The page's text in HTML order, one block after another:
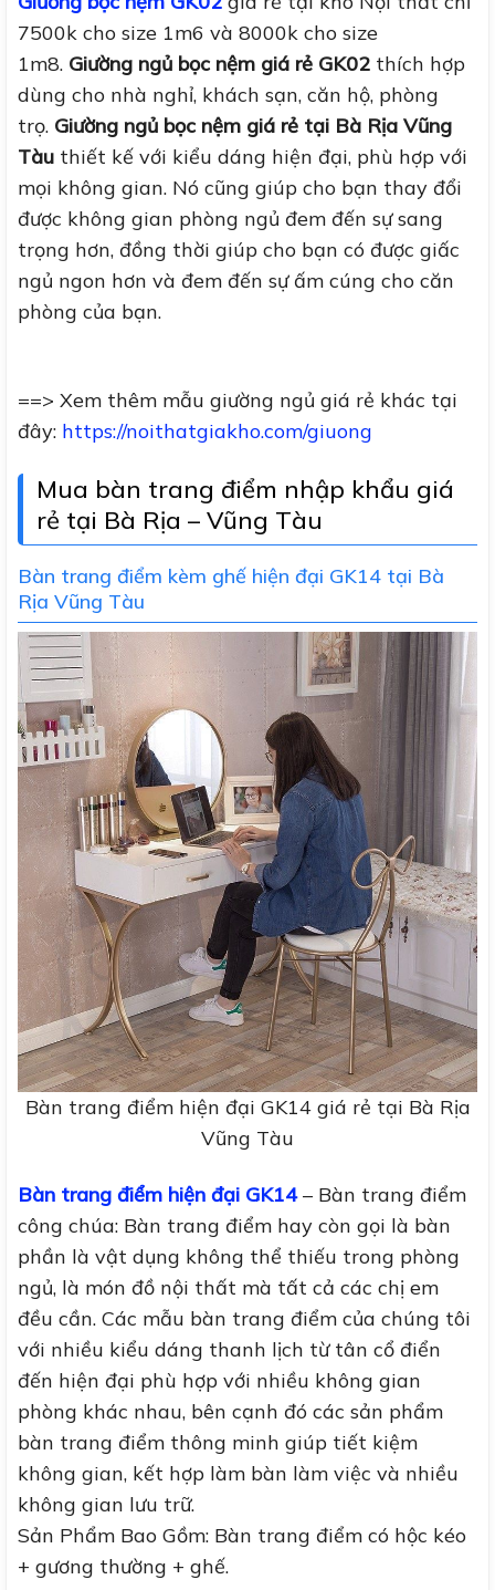
7500k cho size 1m6 và 8000k cho size
1m8. Giường ngủ bọc nệm giá rẻ GK02 thích hợp
dùng cho nhà nghỉ, khách sạn, căn hộ, phòng
trọ. Giường ngủ bọc nệm giá rẻ tại Bà Rịa Vũng
Tàu thiết kế với kiểu dáng hiện đại, phù hợp với
mọi không gian. Nó cũng giúp cho bạn thay đổi
được không gian phòng ngủ đem đến sự sang
trọng hơn, đồng thời giúp cho bạn có được giấc
ngủ ngon hơn và đem đến sự ấm cúng cho căn
phòng của bạn.
==> Xem thêm mẫu giường ngủ giá rẻ khác tại
đây: https://noithatgiakho.com/giuong
Mua bàn trang điểm nhập khẩu giá
rẻ tại Bà Rịa – Vũng Tàu
Bàn trang điểm kèm ghế hiện đại GK14 tại Bà
Rịa Vũng Tàu
Bàn trang điểm hiện đại GK14 giá rẻ tại Bà Rịa
Vũng Tàu
Bàn trang điểm hiện đại GK14– Bàn trang điểm
công chúa: Bàn trang điểm hay còn gọi là bàn
phần là vật dụng không thể thiếu trong phòng
ngủ, là món đồ nội thất mà tất cả các chị em
đều cần. Các mẫu bàn trang điểm của chúng tôi
với nhiều kiểu dáng thanh lịch từ tân cổ điển
đến hiện đại phù hợp với nhiều không gian
phòng khác nhau, bên cạnh đó các sản phẩm
bàn trang điểm thông minh giúp tiết kiệm
không gian, kết hợp làm bàn làm việc và nhiều
không gian lưu trữ.
Sản Phẩm Bao Gồm: Bàn trang điểm có hộc kéo
+ gương thường + ghế.